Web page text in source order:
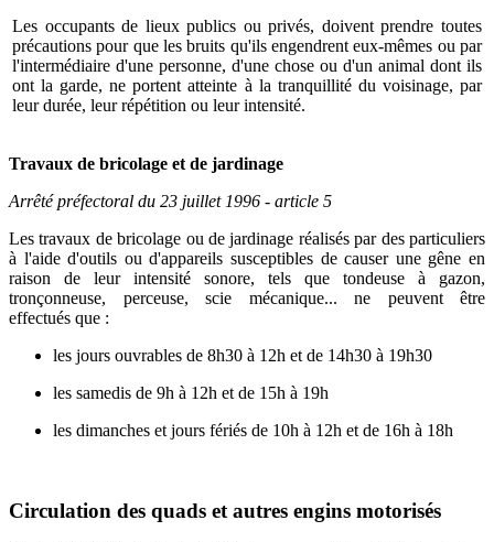
Les occupants de lieux publics ou privés, doivent prendre toutes
précautions pour que les bruits qu'ils engendrent eux-mêmes ou par
l'intermédiaire d'une personne, d'une chose ou d'un animal dont ils
ont la garde, ne portent atteinte à la tranquillité du voisinage, par
leur durée, leur répétition ou leur intensité.
Travaux de bricolage et de jardinage
Arrêté préfectoral du 23 juillet 1996 - article 5
Les travaux de bricolage ou de jardinage réalisés par des particuliers
à l'aide d'outils ou d'appareils susceptibles de causer une gêne en
raison de leur intensité sonore, tels que tondeuse à gazon,
tronçonneuse, perceuse, scie mécanique... ne peuvent être
effectués que :
les jours ouvrables de 8h30 à 12h et de 14h30 à 19h30
les samedis de 9h à 12h et de 15h à 19h
les dimanches et jours fériés de 10h à 12h et de 16h à 18h
Circulation des quads et autres engins motorisés